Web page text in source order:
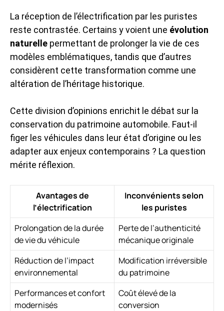
La réception de l’électrification par les puristes
reste contrastée. Certains y voient une évolution
naturelle permettant de prolonger la vie de ces
modèles emblématiques, tandis que d’autres
considèrent cette transformation comme une
altération de l’héritage historique.
Cette division d’opinions enrichit le débat sur la
conservation du patrimoine automobile. Faut-il
figer les véhicules dans leur état d’origine ou les
adapter aux enjeux contemporains ? La question
mérite réflexion.
Avantages de
l’électrification
Inconvénients selon
les puristes
Prolongation de la durée
de vie du véhicule
Perte de l’authenticité
mécanique originale
Réduction de l’impact
environnemental
Modification irréversible
du patrimoine
Performances et confort
modernisés
Coût élevé de la
conversion